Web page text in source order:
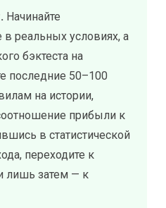
Начинайте
в реальных условиях, а
бэктеста на
последние 50–100
на истории,
прибыли к
в статистической
переходите к
лишь затем — к